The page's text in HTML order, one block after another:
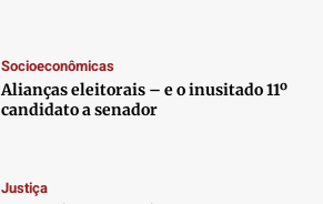
Socioeconômicas
Alianças eleitorais – e o inusitado 11º
candidato a senador
Justiça